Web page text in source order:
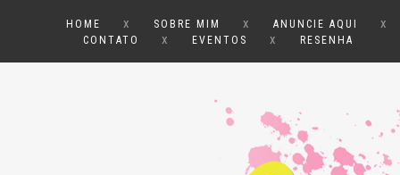
HOME x SOBRE MIM x ANUNCIE AQUI x
CONTATO x EVENTOS x RESENHA